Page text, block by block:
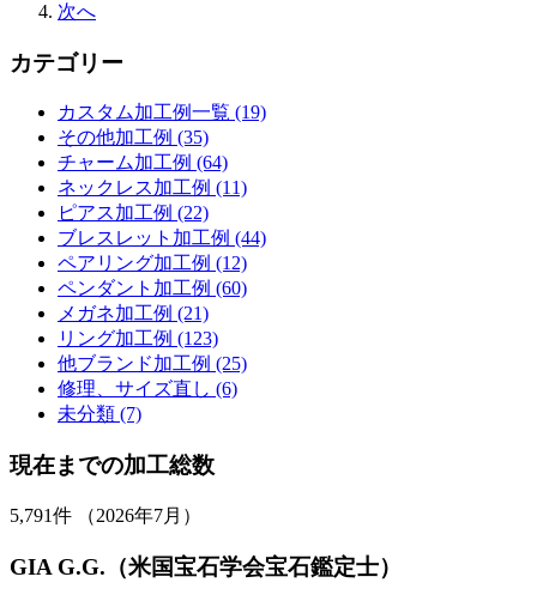
次へ
カテゴリー
カスタム加工例一覧 (19)
その他加工例 (35)
チャーム加工例 (64)
ネックレス加工例 (11)
ピアス加工例 (22)
ブレスレット加工例 (44)
ペアリング加工例 (12)
ペンダント加工例 (60)
メガネ加工例 (21)
リング加工例 (123)
他ブランド加工例 (25)
修理、サイズ直し (6)
未分類 (7)
現在までの加工総数
5,791件 （2026年7月）
GIA G.G.（米国宝石学会宝石鑑定士）